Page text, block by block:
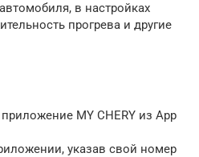
в настройках
прогрева и другие
MY CHERY из App
указав свой номер